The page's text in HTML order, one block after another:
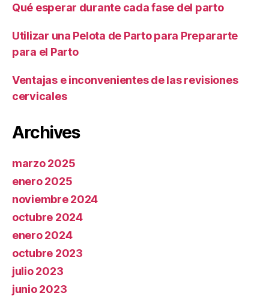
Qué esperar durante cada fase del parto
Utilizar una Pelota de Parto para Prepararte
para el Parto
Ventajas e inconvenientes de las revisiones
cervicales
Archives
marzo 2025
enero 2025
noviembre 2024
octubre 2024
enero 2024
octubre 2023
julio 2023
junio 2023